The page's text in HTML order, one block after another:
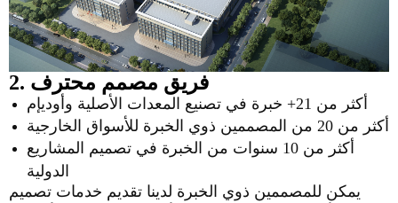
2. فريق مصمم محترف
أكثر من 21+ خبرة في تصنيع المعدات الأصلية وأوديإم
أكثر من 20 من المصممين ذوي الخبرة للأسواق الخارجية
أكثر من 10 سنوات من الخبرة في تصميم المشاريع
الدولية
يمكن للمصممين ذوي الخبرة لدينا تقديم خدمات تصميم